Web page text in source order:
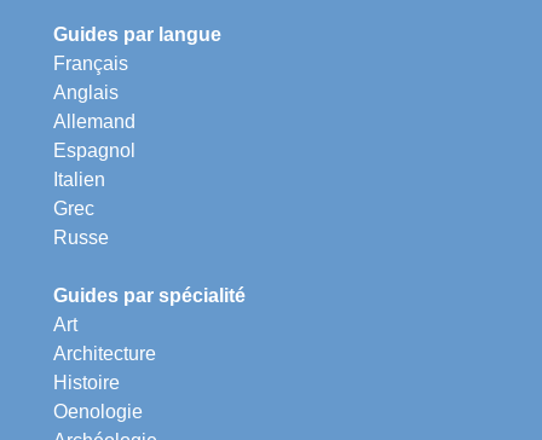
Guides par langue
Français
Anglais
Allemand
Espagnol
Italien
Grec
Russe
Guides par spécialité
Art
Architecture
Histoire
Oenologie